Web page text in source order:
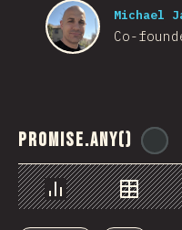
Michael
Co-
Promise.any()
Grafico Dati